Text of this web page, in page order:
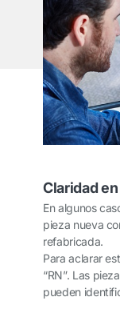
Claridad
En algunos
pieza nueva
refabricada.
Para aclarar
“RN”. Las
pueden